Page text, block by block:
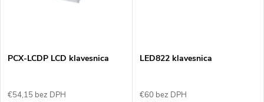
o
v
o
PCX-LCDP LCD klavesnica
€54,15 bez DPH
LED822 klavesnica
€60 bez DPH